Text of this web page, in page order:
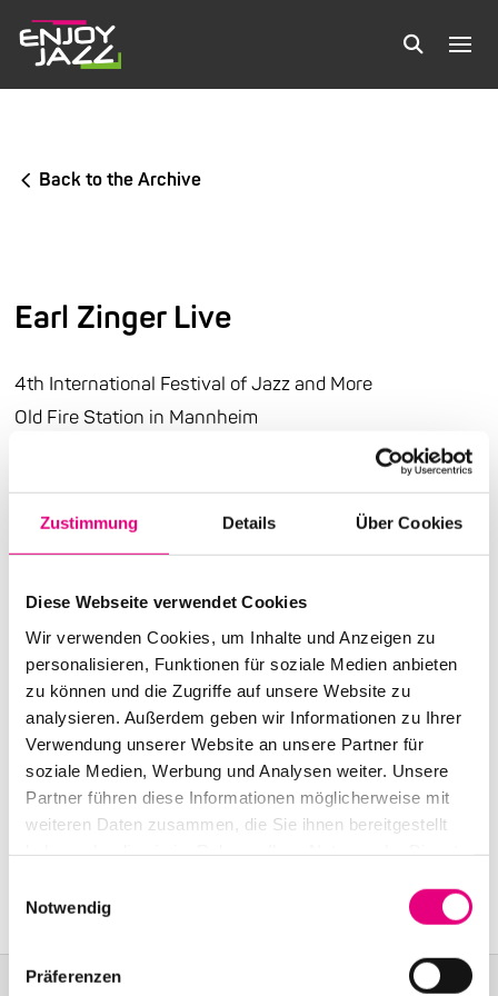
Zustimmung Details Über Cookies
Diese Webseite verwendet Cookies
Wir verwenden Cookies, um Inhalte und Anzeigen zu
personalisieren, Funktionen für soziale Medien anbieten
zu können und die Zugriffe auf unsere Website zu
analysieren. Außerdem geben wir Informationen zu Ihrer
Verwendung unserer Website an unsere Partner für
soziale Medien, Werbung und Analysen weiter. Unsere
Partner führen diese Informationen möglicherweise mit
weiteren Daten zusammen, die Sie ihnen bereitgestellt
Notwendig
Präferenzen
Back to the Archive
Earl Zinger Live
4th International Festival of Jazz and More
Old Fire Station in Mannheim
Start:november
, 2002 – 9:00 p.m.
Doors open:november16, 2002 – 8:00 p.m.
End:november16, 2002 – 11:00 p.m.
Cast:
Earl Zinger: vocals
Charlie Dark: programming
Nationality: England
Old Fire Station Mannheim: Brückenstraße2,
Mannheim